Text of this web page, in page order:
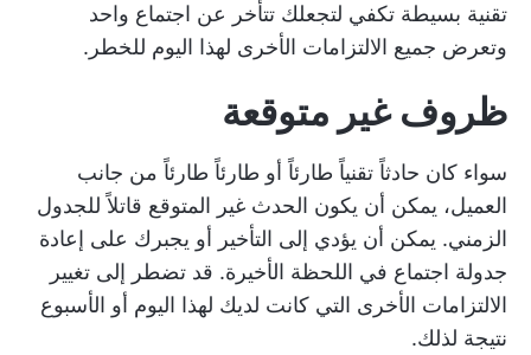
تقنية بسيطة تكفي لتجعلك تتأخر عن اجتماع واحد
وتعرض جميع الالتزامات الأخرى لهذا اليوم للخطر.
ظروف غير متوقعة
سواء كان حادثاً تقنياً طارئاً أو طارئاً طارئاً من جانب
العميل، يمكن أن يكون الحدث غير المتوقع قاتلاً للجدول
الزمني. يمكن أن يؤدي إلى التأخير أو يجبرك على إعادة
جدولة اجتماع في اللحظة الأخيرة. قد تضطر إلى تغيير
الالتزامات الأخرى التي كانت لديك لهذا اليوم أو الأسبوع
نتيجة لذلك.